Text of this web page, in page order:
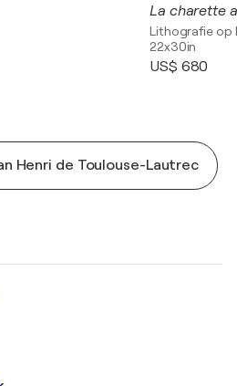
Lithografie op
22x30in
US$ 680
Henri de Toulouse-Lautrec